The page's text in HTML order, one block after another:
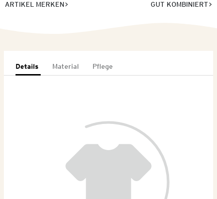
ARTIKEL MERKEN GUT KOMBINIERT
Details Material Pflege